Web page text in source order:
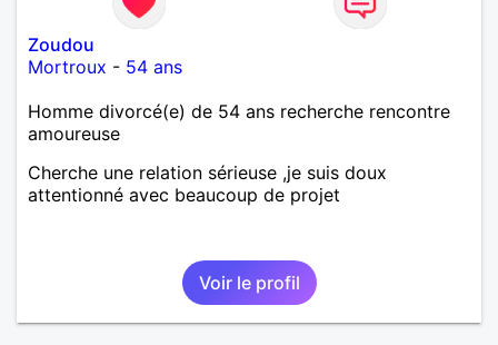
Zoudou
Mortroux - 54 ans
Homme divorcé(e) de 54 ans recherche rencontre
amoureuse
Cherche une relation sérieuse ,je suis doux
attentionné avec beaucoup de projet
Voir le profil